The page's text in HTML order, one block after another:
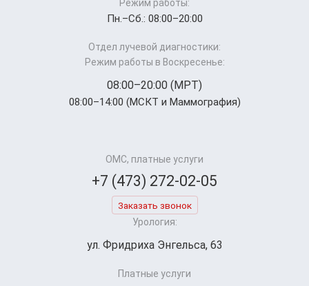
Режим работы:
Пн.–Cб.: 08:00–20:00
Отдел лучевой диагностики:
Режим работы в Воскресенье:
08:00–20:00 (МРТ)
08:00–14:00 (МСКТ и Маммография)
ОМС, платные услуги
+7 (473) 272-02-05
Заказать звонок
Урология:
ул. Фридриха Энгельса, 63
Платные услуги